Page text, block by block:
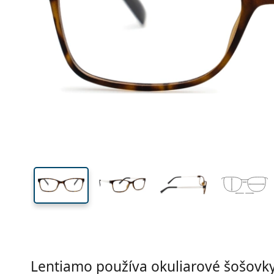
Šírka
34 mm
Výška očnice
52 mm
Šírka očnice
Lentiamo používa okuliarové